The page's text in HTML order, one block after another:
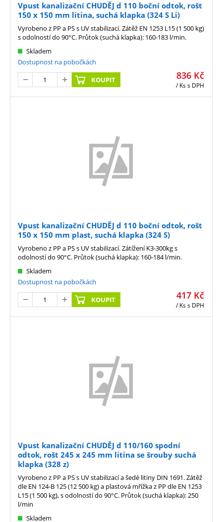
Vpust kanalizační CHUDĚJ d 110 boční odtok, rošt
150 x 150 mm litina, suchá klapka (324 S Li)
836 Kč
/ Kss DPH
Skladem
Dostupnost na pobočkách
KOUPIT
Vyrobeno z PP a PS s UV stabilizací. Zátěž EN 1253 L15 (1 500 kg)
s odolností do 90°C. Průtok (suchá klapka): 160-183 l/min.
Vpust kanalizační CHUDĚJ d 110 boční odtok, rošt
150 x 150 mm plast, suchá klapka (324 S)
417 Kč
/ Kss DPH
Skladem
Dostupnost na pobočkách
KOUPIT
Vyrobeno z PP a PS s UV stabilizací. Zátížení K3-300kg s
odolností do 90°C. Průtok (suchá klapka): 160-184 l/min.
Vpust kanalizační CHUDĚJ d 110/160 spodní
odtok, rošt 245 x 245 mm litina se šrouby suchá
klapka (328 z)
Skladem
Vyrobeno z PP a PS s UV stabilizací a šedé litiny DIN 1691. Zátěž
dle EN 124-B 125 (12 500 kg) a plastová mřížka z PP dle EN 1253
L15 (1 500 kg), s odolností do 90°C. Průtok (suchá klapka): 250
l/min